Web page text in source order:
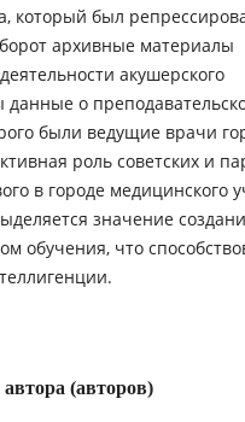
который был
архивные материалы
акушерского
данные о
были ведущие врачи
роль советских и
в городе медицинского
значение
обучения, что
(авторов)